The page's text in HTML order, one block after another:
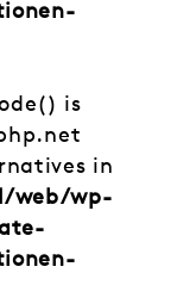
is
in
web/wp-